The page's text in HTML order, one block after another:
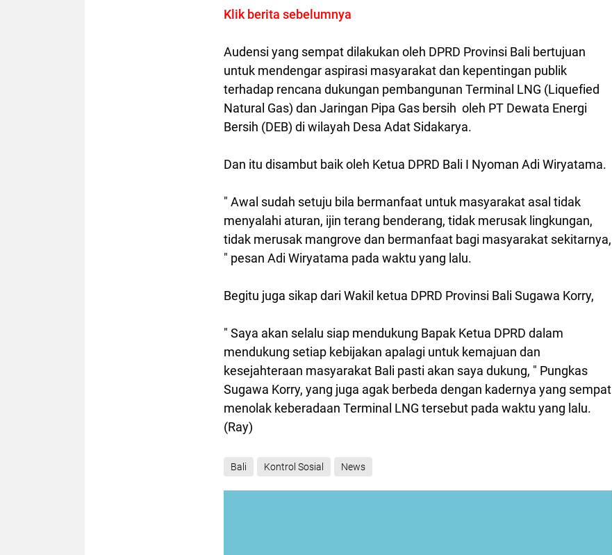
Klik berita sebelumnya
Audensi yang sempat dilakukan oleh DPRD Provinsi Bali bertujuan
untuk mendengar aspirasi masyarakat dan kepentingan publik
terhadap rencana dukungan pembangunan Terminal LNG (Liquefied
Natural Gas) dan Jaringan Pipa Gas bersih oleh PT Dewata Energi
Bersih (DEB) di wilayah Desa Adat Sidakarya.
Dan itu disambut baik oleh Ketua DPRD Bali I Nyoman Adi Wiryatama.
" Awal sudah setuju bila bermanfaat untuk masyarakat asal tidak
menyalahi aturan, ijin terang benderang, tidak merusak lingkungan,
tidak merusak mangrove dan bermanfaat bagi masyarakat sekitarnya,
" pesan Adi Wiryatama pada waktu yang lalu.
Begitu juga sikap dari Wakil ketua DPRD Provinsi Bali Sugawa Korry,
" Saya akan selalu siap mendukung Bapak Ketua DPRD dalam
mendukung setiap kebijakan apalagi untuk kemajuan dan
kesejahteraan masyarakat Bali pasti akan saya dukung, " Pungkas
Sugawa Korry, yang juga agak berbeda dengan kadernya yang sempat
menolak keberadaan Terminal LNG tersebut pada waktu yang lalu.
(Ray)
Bali Kontrol Sosial News